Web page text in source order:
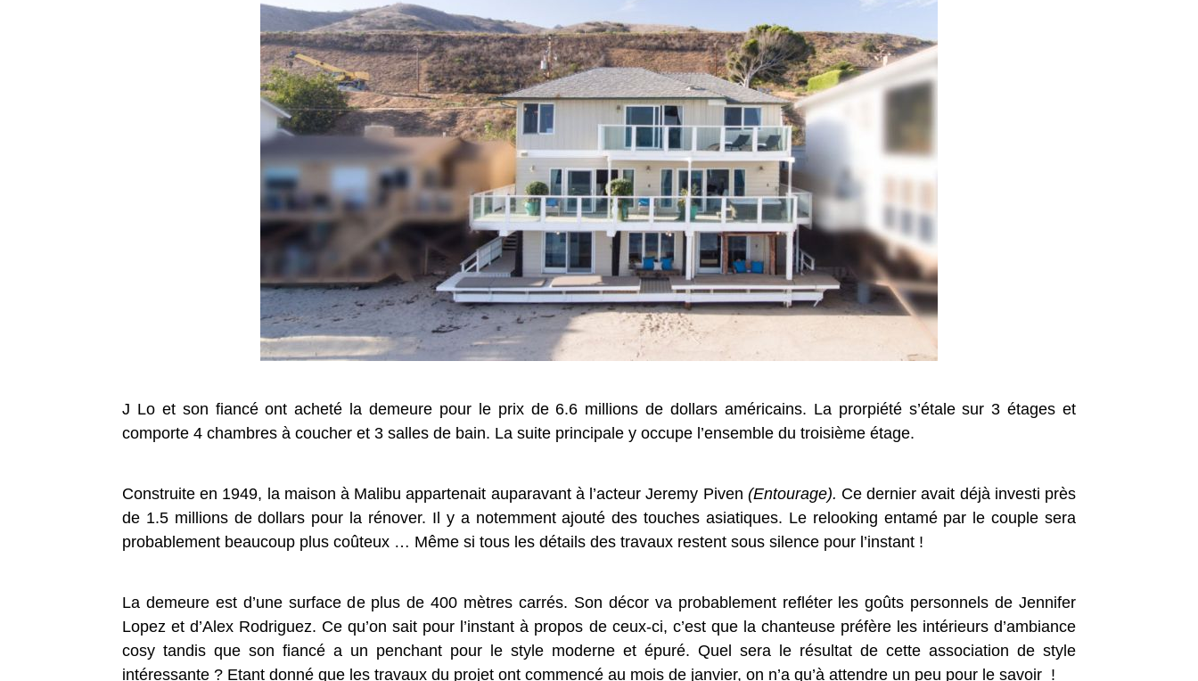
J Lo et son fiancé ont acheté la demeure pour le prix de 6.6 millions de dollars américains. La prorpiété s’étale sur 3 étages et
comporte 4 chambres à coucher et 3 salles de bain. La suite principale y occupe l’ensemble du troisième étage.
Construite en 1949, la maison à Malibu appartenait auparavant à l’acteur Jeremy Piven (Entourage). Ce dernier avait déjà investi près
de 1.5 millions de dollars pour la rénover. Il y a notemment ajouté des touches asiatiques. Le relooking entamé par le couple sera
probablement beaucoup plus coûteux … Même si tous les détails des travaux restent sous silence pour l’instant !
La demeure est d’une surface de plus de 400 mètres carrés. Son décor va probablement refléter les goûts personnels de Jennifer
Lopez et d’Alex Rodriguez. Ce qu’on sait pour l’instant à propos de ceux-ci, c’est que la chanteuse préfère les intérieurs d’ambiance
cosy tandis que son fiancé a un penchant pour le style moderne et épuré. Quel sera le résultat de cette association de style
intéressante ? Etant donné que les travaux du projet ont commencé au mois de janvier, on n’a qu’à attendre un peu pour le savoir !